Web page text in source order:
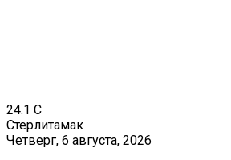
24.1 C
Стерлитамак
Четверг, 6 августа, 2026